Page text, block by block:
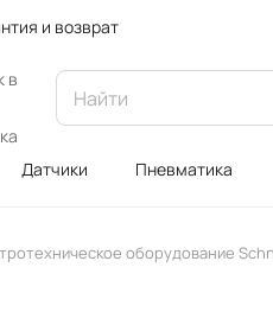
и возврат
в
Датчики Пневматика
оборудование